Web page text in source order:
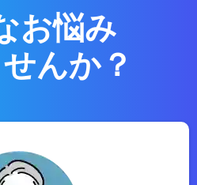
お悩み
んか？